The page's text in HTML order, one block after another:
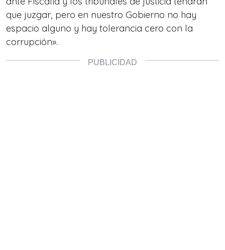
que juzgar, pero en nuestro Gobierno no hay
espacio alguno y hay tolerancia cero con la
corrupción».